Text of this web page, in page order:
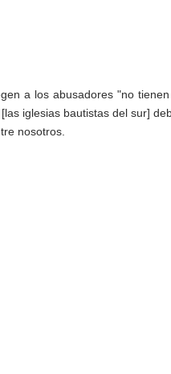
a los abusadores "no
iglesias bautistas del sur]
nosotros.